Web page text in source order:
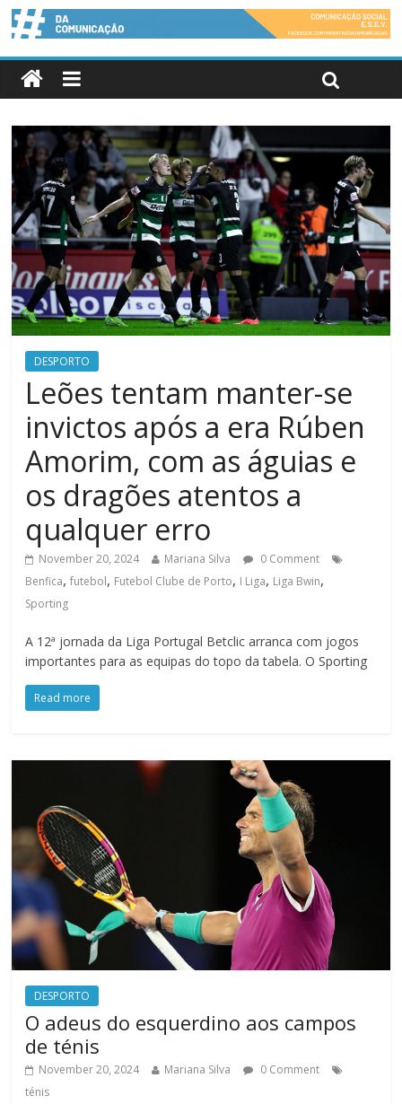
DESPORTO
Leões tentam manter-se
invictos após a era Rúben
Amorim, com as águias e
os dragões atentos a
qualquer erro
November 20, 2024 Mariana Silva
0 Comment
Benfica,futebol, Futebol Clube de Porto, I Liga, Liga Bwin,
Sporting
A 12ª jornada da Liga Portugal Betclic arranca com jogos
importantes para as equipas do topo da tabela. O Sporting
Read more
DESPORTO
O adeus do esquerdino aos campos
de ténis
November 20, 2024 Mariana Silva
0 Comment
ténis